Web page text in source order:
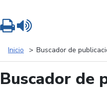
Inicio Buscador de
Buscador de
Imprimir